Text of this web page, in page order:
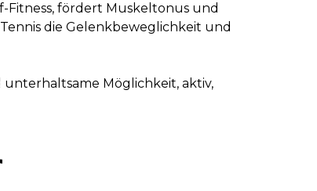
Fitness, fördert Muskeltonus und
die Gelenkbeweglichkeit und
Möglichkeit, aktiv,